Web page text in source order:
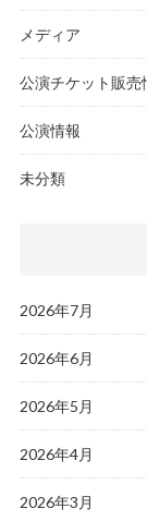
メディア
公演チケット販売
公演情報
未分類
2026年7月
2026年6月
2026年5月
2026年4月
2026年3月